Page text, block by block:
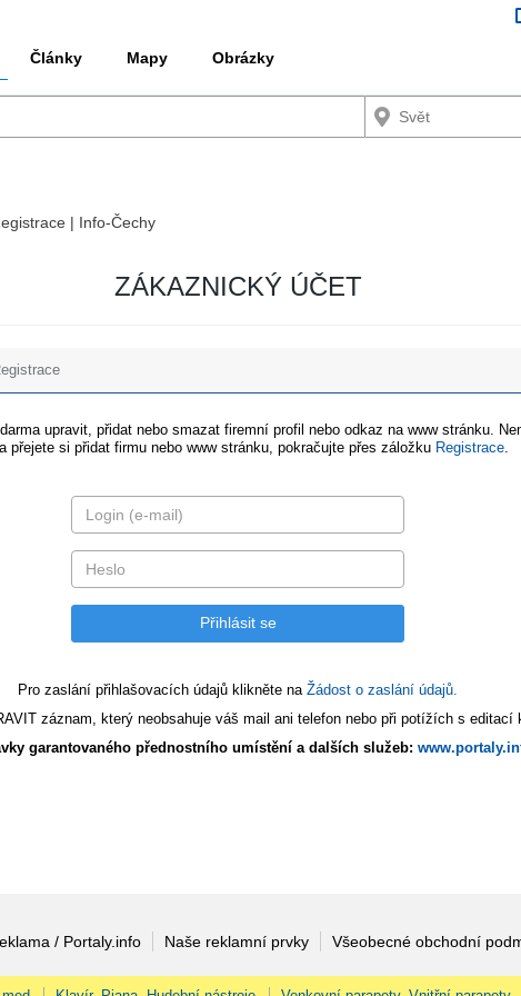
Články Mapy Obrázky
| Info-Čechy
ZÁKAZNICKÝ ÚČET
upravit, přidat nebo smazat firemní profil nebo odkaz na www stránku.
přejete si přidat firmu nebo www stránku, pokračujte přes záložku Registrace
Pro zaslání přihlašovacích údajů klikněte na Žádost o zaslání údajů.
záznam, který neobsahuje váš mail ani telefon nebo při potížích s editací
garantovaného přednostního umístění a dalších služeb:
/ Portaly.info Naše reklamní prvky Všeobecné obchodní